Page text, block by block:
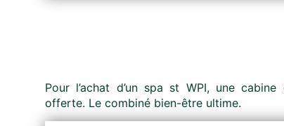
Pour l’achat d’un spa st WPI, une
offerte. Le combiné bien-être ultime.